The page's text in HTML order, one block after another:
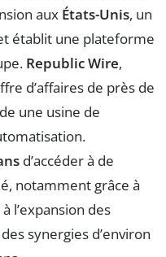
aux États-Unis, un
établit une plateforme
Republic Wire,
d’affaires de près de
une usine de
d’accéder à de
notamment grâce à
l’expansion des
synergies d’environ